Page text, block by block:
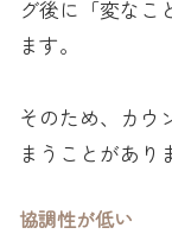
グ後に「変なこ
ます。
そのため、カウ
まうことがあり
協調性が低い